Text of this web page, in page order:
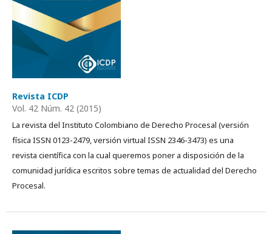
Revista ICDP
Vol. 42 Núm. 42 (2015)
La revista del Instituto Colombiano de Derecho Procesal (versión
física ISSN 0123-2479, versión virtual ISSN 2346-3473) es una
revista cientí­fica con la cual queremos poner a disposición de la
comunidad jurídica escritos sobre temas de actualidad del Derecho
Procesal.